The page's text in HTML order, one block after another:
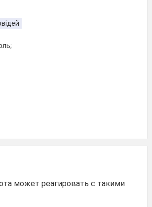
может реагировать с такими